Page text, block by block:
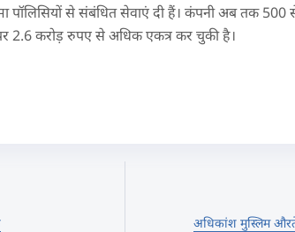
से संबंधित सेवाएं दी हैं। कंपनी अब तक 500
2.6 करोड़ रुपए से अधिक एकत्र कर चुकी है।
अधिकांश मुस्लिम